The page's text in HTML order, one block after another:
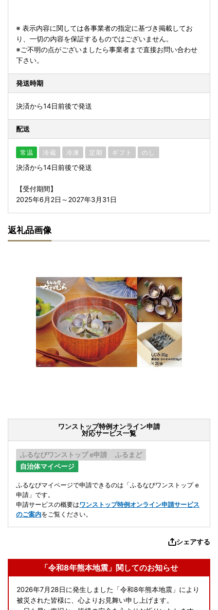
※ 表示内容に関しては各事業者の指定に基づき掲載してお
り、一切の内容を保証するものではございません。
※ご不明の点がございましたら事業者まで直接お問い合わせ
下さい。
発送時期
決済から14日前後で発送
配送
常温 冷蔵 冷凍 定期 ギフト のし
決済から14日前後で発送
【受付期間】
2025年6月2日～2027年3月31日
返礼品画像
ワンストップ特例オンライン申請
対応サービス一覧
ふるなびワンストップ e申請
ふるまど
自治体マイページ
ふるなびマイページで申請できるのは「ふるなびワンストップ e
申請」です。
申請サービスの概要はワンストップ特例オンライン申請サービス
のご案内をご覧ください。
シェアする
「令和8年熊本地震」関してのお知らせ
2026年7月28日に発生しました「令和8年熊本地震」により
被災された皆様に、心よりお見舞い申し上げます。